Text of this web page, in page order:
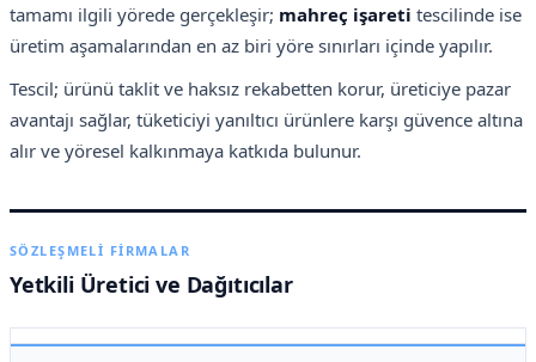
tamamı ilgili yörede gerçekleşir; mahreç işareti tescilinde ise
üretim aşamalarından en az biri yöre sınırları içinde yapılır.
Tescil; ürünü taklit ve haksız rekabetten korur, üreticiye pazar
avantajı sağlar, tüketiciyi yanıltıcı ürünlere karşı güvence altına
alır ve yöresel kalkınmaya katkıda bulunur.
SÖZLEŞMELI FIRMALAR
Yetkili Üretici ve Dağıtıcılar